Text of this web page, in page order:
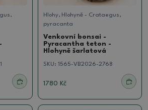
Hlohy, Hlohyně - Crataegus,
pyracanta
Venkovní bonsai -
Pyracantha teton -
Hlohyně šarlatová
SKU: 1565-VB2026-2768
1780 Kč